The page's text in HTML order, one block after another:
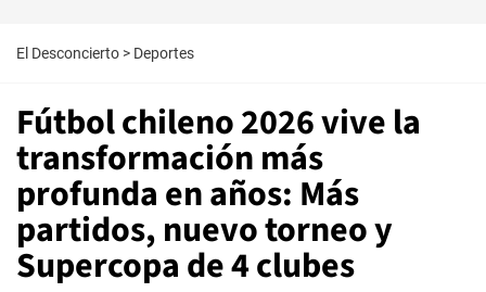
El Desconcierto > Deportes
Fútbol chileno 2026 vive la
transformación más
profunda en años: Más
partidos, nuevo torneo y
Supercopa de 4 clubes